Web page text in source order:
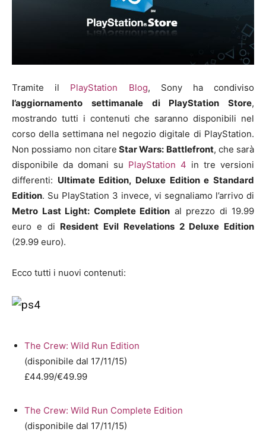
Tramite il PlayStation Blog, Sony ha condiviso
l’aggiornamento settimanale di PlayStation Store,
mostrando tutti i contenuti che saranno disponibili nel
corso della settimana nel negozio digitale di PlayStation.
Non possiamo non citare Star Wars: Battlefront, che sarà
disponibile da domani su PlayStation 4 in tre versioni
differenti: Ultimate Edition, Deluxe Edition e Standard
Edition. Su PlayStation 3 invece, vi segnaliamo l’arrivo di
Metro Last Light: Complete Edition al prezzo di 19.99
euro e di Resident Evil Revelations 2 Deluxe Edition
(29.99 euro).
Ecco tutti i nuovi contenuti:
The Crew: Wild Run Edition
(disponibile dal 17/11/15)
£44.99/€49.99
The Crew: Wild Run Complete Edition
(disponibile dal 17/11/15)